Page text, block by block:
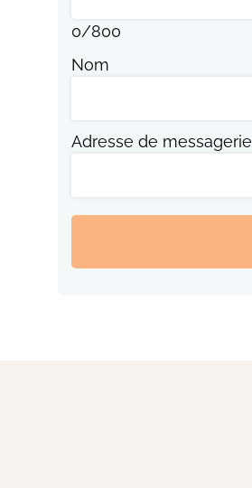
0/800
Nom
Adresse de messagerie